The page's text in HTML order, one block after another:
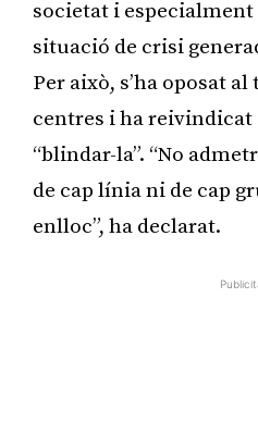
societat i especialment
situació de crisi
Per això, s’ha oposat
centres i ha reivindicat
“blindar-la”. “No
de cap línia ni de cap
enlloc”, ha declarat.